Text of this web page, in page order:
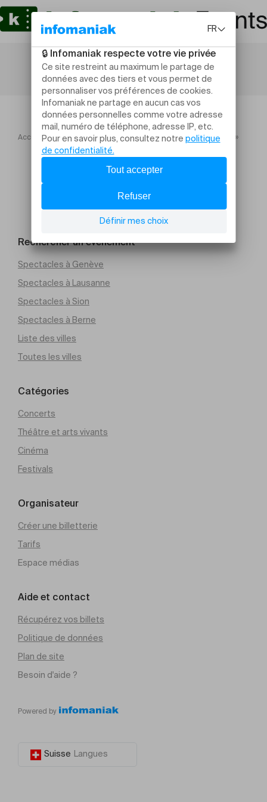
Accueil La Folia 2025 OFFolia « BAL(L)ADE MUSICALE »
Rechercher un évènement
Spectacles à Genève
Spectacles à Lausanne
Spectacles à Sion
Spectacles à Berne
Liste des villes
Toutes les villes
Catégories
Concerts
Théâtre et arts vivants
Cinéma
Festivals
Organisateur
Créer une billetterie
Tarifs
Espace médias
Aide et contact
Récupérez vos billets
Politique de données
Plan de site
Besoin d'aide ?
Powered by
Suisse Langues